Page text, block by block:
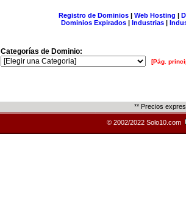
Registro de Dominios| Web Hosting |
Dominios Expirados | Industrias |
Categorías de Dominio:
[Pág.
** Precios
© 2002/2022 Solo10.com